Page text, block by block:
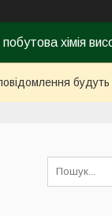
хімія